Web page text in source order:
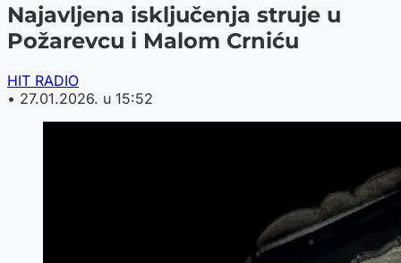
Najavljena isključenja struje u
Požarevcu i Malom Crniću
HIT RADIO
• 27.01.2026. u 15:52